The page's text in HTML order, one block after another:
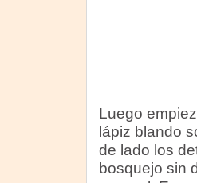
Luego
lápiz blando
de lado los
bosquejo sin